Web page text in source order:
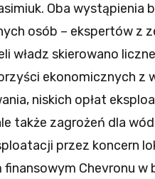
Oba wystąpienia
osób – ekspertów z
władz skierowano
ekonomicznych z
niskich opłat
także zagrożeń dla
przez koncern
Chevronu